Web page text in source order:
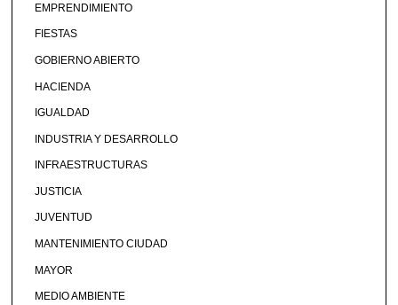
EMPRENDIMIENTO
FIESTAS
GOBIERNO ABIERTO
HACIENDA
IGUALDAD
INDUSTRIA Y DESARROLLO
INFRAESTRUCTURAS
JUSTICIA
JUVENTUD
MANTENIMIENTO CIUDAD
MAYOR
MEDIO AMBIENTE